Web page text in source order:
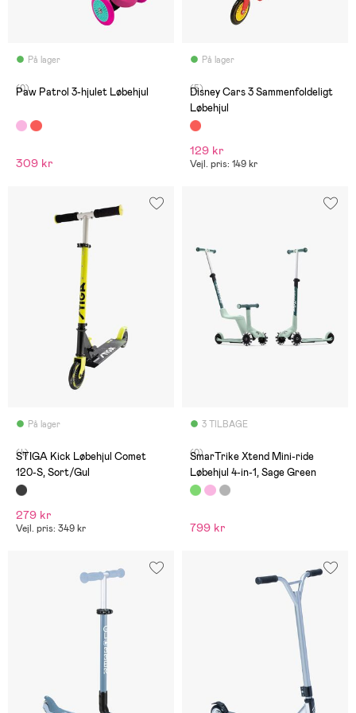
På lager
(0)
Paw Patrol 3-hjulet Løbehjul
309 kr
På lager
(5)
Disney Cars 3 Sammenfoldeligt
Løbehjul
129 kr
Vejl. pris: 149 kr
På lager
(4)
STIGA Kick Løbehjul Comet
120-S, Sort/Gul
279 kr
Vejl. pris: 349 kr
3 TILBAGE
(0)
SmarTrike Xtend Mini-ride
Løbehjul 4-in-1, Sage Green
799 kr